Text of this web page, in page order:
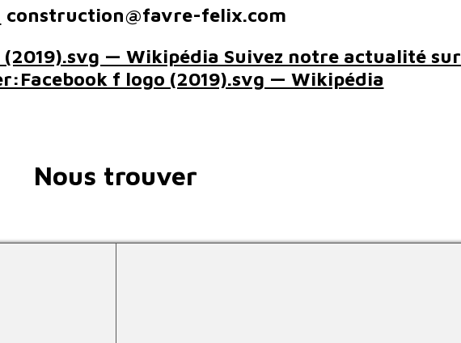
construction@favre-felix.com
Suivez notre actualité sur
Nous trouver